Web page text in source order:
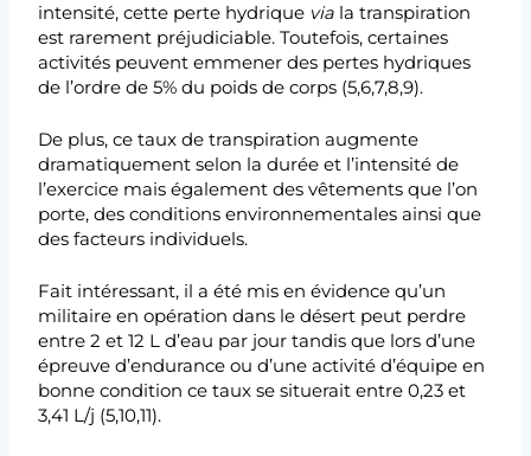
intensité, cette perte hydrique via la transpiration
est rarement préjudiciable. Toutefois, certaines
activités peuvent emmener des pertes hydriques
de l’ordre de 5% du poids de corps (5,6,7,8,9).
De plus, ce taux de transpiration augmente
dramatiquement selon la durée et l’intensité de
l’exercice mais également des vêtements que l’on
porte, des conditions environnementales ainsi que
des facteurs individuels.
Fait intéressant, il a été mis en évidence qu’un
militaire en opération dans le désert peut perdre
entre 2 et 12 L d’eau par jour tandis que lors d’une
épreuve d’endurance ou d’une activité d’équipe en
bonne condition ce taux se situerait entre 0,23 et
3,41 L/j (5,10,11).